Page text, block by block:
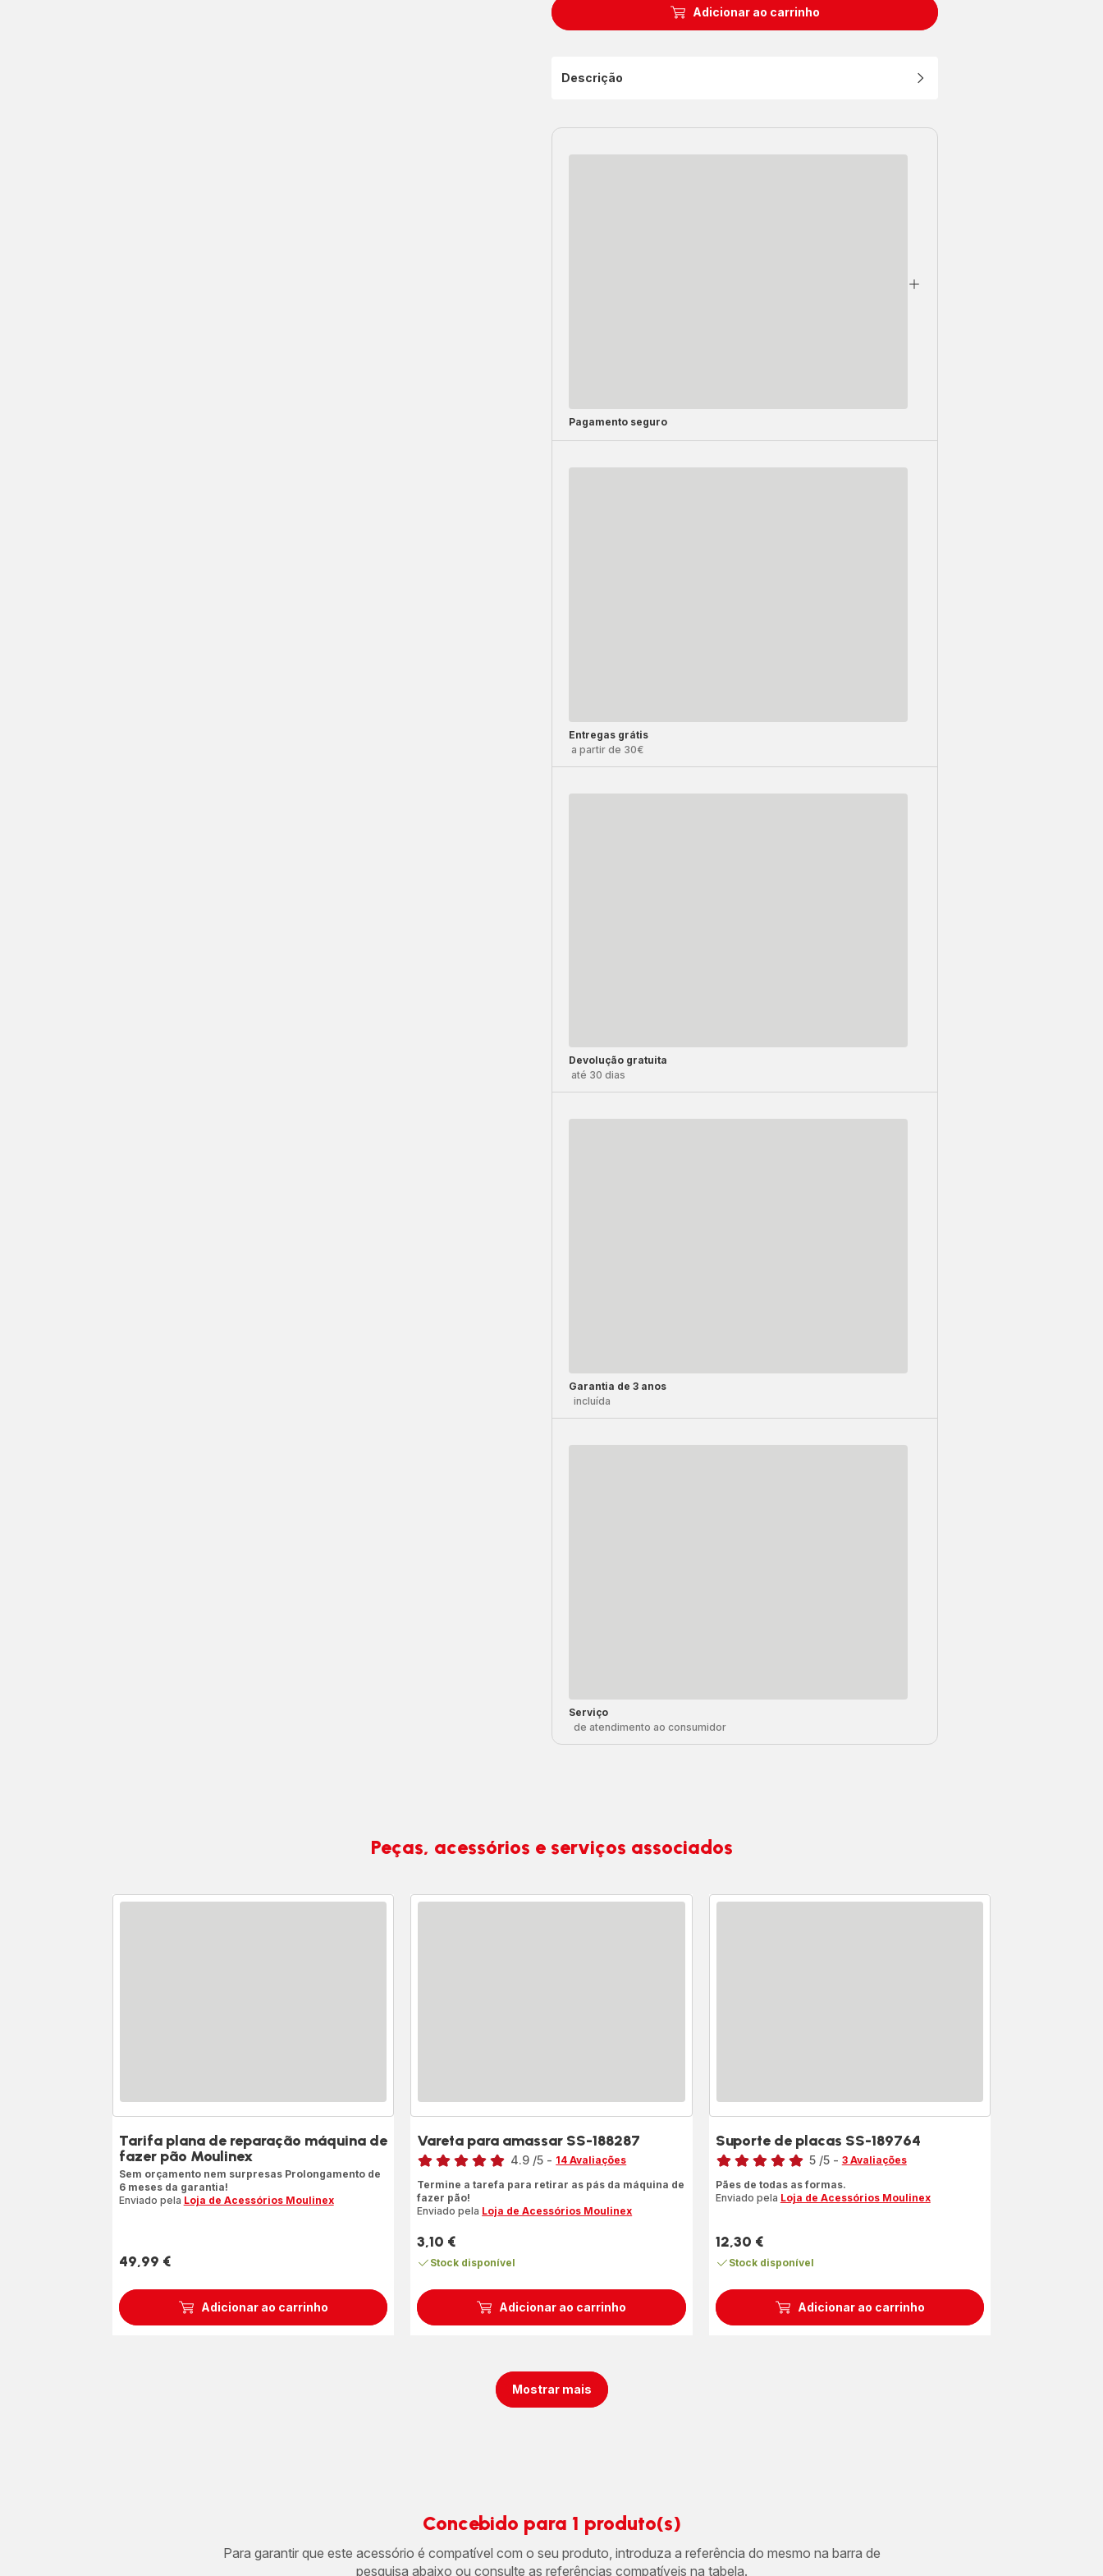
Adicionar ao carrinho
Descrição
Pagamento seguro
Entregas grátis
a partir de 30€
Devolução gratuita
até 30 dias
Garantia de 3 anos
incluída
Serviço
de atendimento ao consumidor
Peças, acessórios e serviços associados
Adicionar ao carrinho
Tarifa plana de reparação máquina de
fazer pão Moulinex
Sem orçamento nem surpresas Prolongamento de
6 meses da garantia!
Enviado pela Loja de Acessórios Moulinex
Preço
49,99 €
Adicionar ao carrinho
Vareta para amassar SS-188287
Classificação
4.9 /5 - 14 Avaliações
Termine a tarefa para retirar as pás da máquina de
fazer pão!
Enviado pela Loja de Acessórios Moulinex
Preço
3,10 €
Stock disponível
Adicionar ao carrinho
Suporte de placas SS-189764
Classificação
de
(média)
5 /5 - 3 Avaliações
Pães de todas as formas.
Enviado pela Loja de Acessórios Moulinex
Preço
12,30 €
Stock disponível
Mostrar mais
Concebido para 1 produto(s)
Para garantir que este acessório é compatível com o seu produto, introduza a referência do mesmo na barra de
pesquisa abaixo ou consulte as referências compatíveis na tabela.